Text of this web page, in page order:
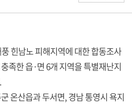
힌남노 피해지역에 대한 합동조사
족한 읍·면 6개 지역을 특별재난지
온산읍과 두서면, 경남 통영시 욕지